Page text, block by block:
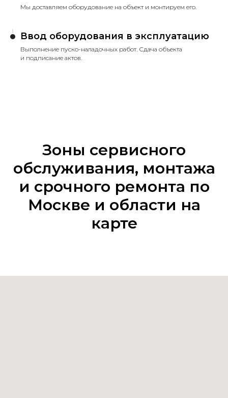
Мы доставляем оборудование на объект и монтируем его.
Ввод оборудования в эксплуатацию
Выполнение пуско-наладочных работ. Сдача объекта
и подписание актов.
Зоны сервисного
обслуживания, монтажа
и срочного ремонта по
Москве и области на
карте